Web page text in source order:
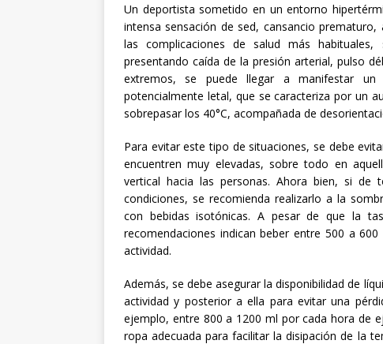
Un deportista sometido en un entorno
intensa sensación de sed, cansancio
las complicaciones de salud más
presentando caída de la presión arterial, pulso
extremos, se puede llegar a manifestar
potencialmente letal, que se caracteriza por un
sobrepasar los 40°C, acompañada de
Para evitar este tipo de situaciones, se debe
encuentren muy elevadas, sobre todo en
vertical hacia las personas. Ahora bien, si
condiciones, se recomienda realizarlo a la
con bebidas isotónicas. A pesar de que la
recomendaciones indican beber entre 500 a
actividad.
Además, se debe asegurar la disponibilidad de
actividad y posterior a ella para evitar una
ejemplo, entre 800 a 1200 ml por cada hora de
ropa adecuada para facilitar la disipación de la